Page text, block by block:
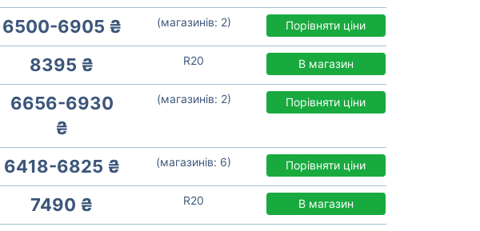
6500-6905 ₴ (магазинів: 2) Порівняти ціни
8395 ₴ R20 В магазин
6656-6930
₴
(магазинів: 2) Порівняти ціни
6418-6825 ₴ (магазинів: 6) Порівняти ціни
7490 ₴ R20 В магазин